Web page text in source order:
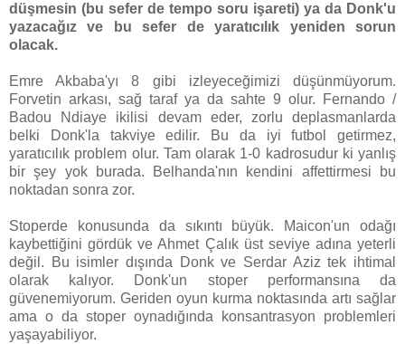
düşmesin (bu sefer de tempo soru işareti) ya da Donk'u
yazacağız ve bu sefer de yaratıcılık yeniden sorun
olacak.
Emre Akbaba'yı 8 gibi izleyeceğimizi düşünmüyorum.
Forvetin arkası, sağ taraf ya da sahte 9 olur. Fernando /
Badou Ndiaye ikilisi devam eder, zorlu deplasmanlarda
belki Donk'la takviye edilir. Bu da iyi futbol getirmez,
yaratıcılık problem olur. Tam olarak 1-0 kadrosudur ki yanlış
bir şey yok burada. Belhanda'nın kendini affettirmesi bu
noktadan sonra zor.
Stoperde konusunda da sıkıntı büyük. Maicon'un odağı
kaybettiğini gördük ve Ahmet Çalık üst seviye adına yeterli
değil. Bu isimler dışında Donk ve Serdar Aziz tek ihtimal
olarak kalıyor. Donk'un stoper performansına da
güvenemiyorum. Geriden oyun kurma noktasında artı sağlar
ama o da stoper oynadığında konsantrasyon problemleri
yaşayabiliyor.